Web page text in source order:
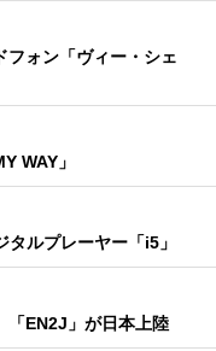
フォン「ヴィー・シェ
WAY」
ルプレーヤー「i5」
「EN2J」が日本上陸